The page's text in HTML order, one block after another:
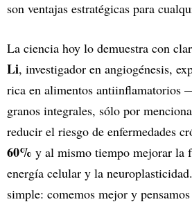
son ventajas estratégicas para
La ciencia hoy lo demuestra con
Li, investigador en angiogénesis,
rica en alimentos antiinflamatorios
granos integrales, sólo por
reducir el riesgo de enfermedades
60% y al mismo tiempo mejorar la
energía celular y la
simple: comemos mejor y